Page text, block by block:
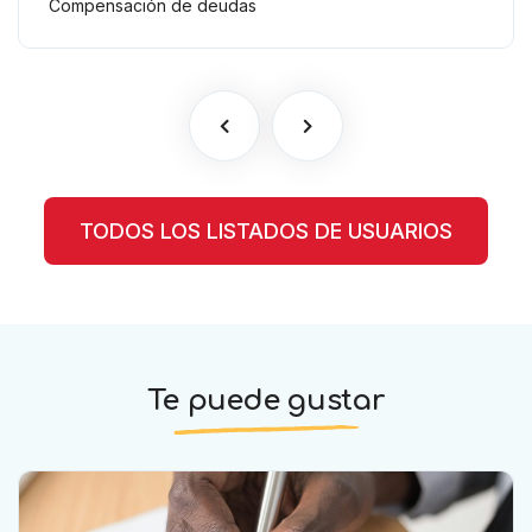
Compensación de deudas
TODOS LOS LISTADOS DE USUARIOS
Te puede gustar